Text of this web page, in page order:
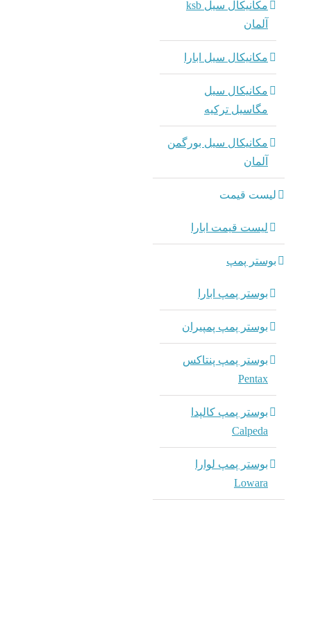
مکانیکال سیل ksb
آلمان
مکانیکال سیل ابارا
مکانیکال سیل
مگاسیل ترکیه
مکانیکال سیل بورگمن
آلمان
لیست قیمت
لیست قیمت ابارا
بوستر پمپ
بوستر پمپ ابارا
بوستر پمپ پمپیران
بوستر پمپ پنتاکس
Pentax
بوستر پمپ کالپدا
Calpeda
بوستر پمپ لوارا
Lowara